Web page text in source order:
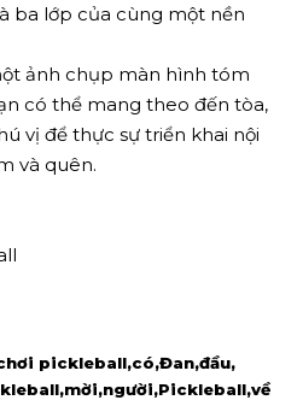
ba lớp của cùng một nền
ảnh chụp màn hình tóm
có thể mang theo đến tòa,
vị để thực sự triển khai nội
và quên.
pickleball có Đan đầu
mời người Pickleball về